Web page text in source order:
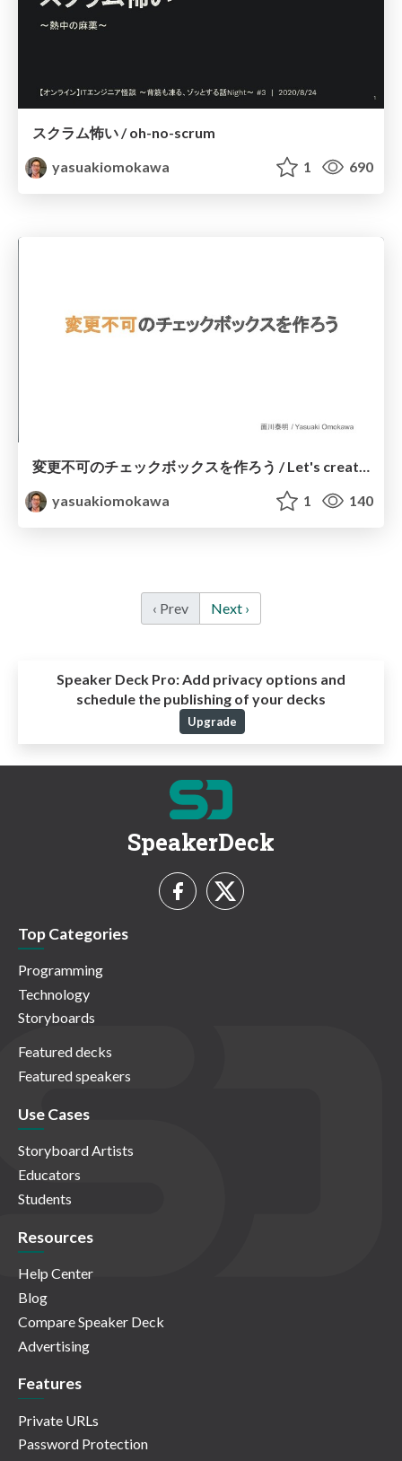
スクラム怖い / oh-no-scrum
yasuakiomokawa
1 690
変更不可のチェックボックスを作ろう / Let's create uncheckable check box
yasuakiomokawa
1 140
‹ Prev Next ›
Speaker Deck Pro:Add privacy options and
schedule the publishing of your decks
Upgrade
SpeakerDeck
Top Categories
Programming
Technology
Storyboards
Featured decks
Featured speakers
Use Cases
Storyboard Artists
Educators
Students
Resources
Help Center
Blog
Compare Speaker Deck
Advertising
Features
Private URLs
Password Protection